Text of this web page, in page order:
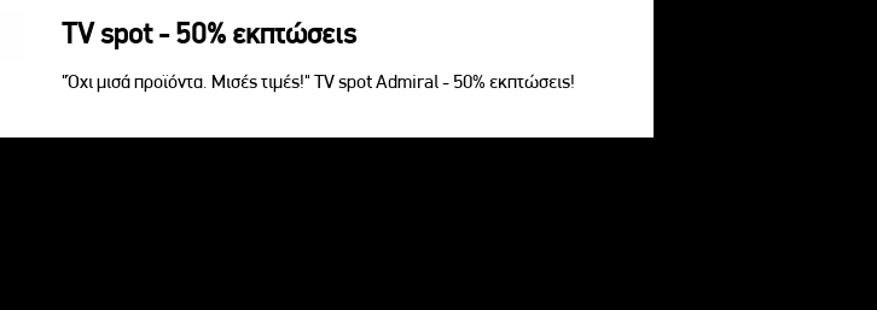
TV spot - 50% εκπτώσεις
"Όχι μισά προϊόντα. Μισές τιμές!" TV spot Admiral - 50% εκπτώσεις!